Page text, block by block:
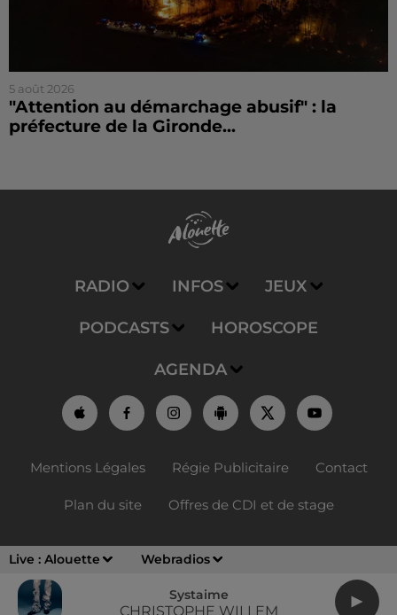
Live : Alouette Webradios
Systaime
CHRISTOPHE WILLEM
5 août 2026
"Attention au démarchage abusif" : la
préfecture de la Gironde...
RADIO INFOS JEUX
PODCASTS HOROSCOPE
AGENDA
Mentions Légales Régie Publicitaire Contact
Plan du site Offres de CDI et de stage